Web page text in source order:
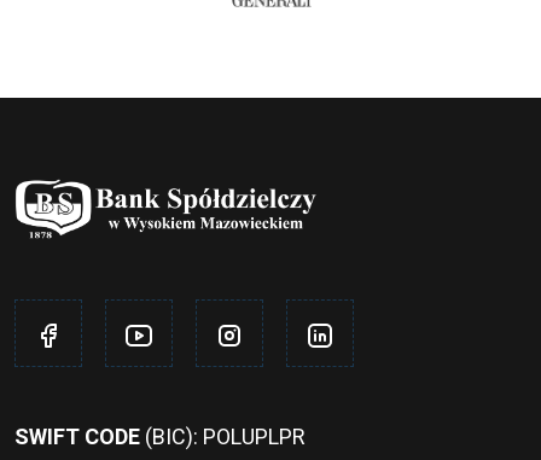
SWIFT CODE (BIC): POLUPLPR